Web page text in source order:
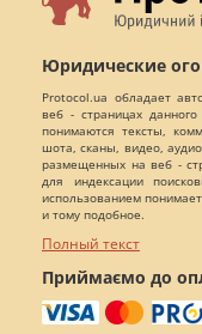
Юридические
Protocol.ua обладает
веб - страницах
понимаются тексты,
шота, сканы, видео,
размещенных на веб -
для индексации
использованием
и тому подобное.
Полный текст
Приймаємо до